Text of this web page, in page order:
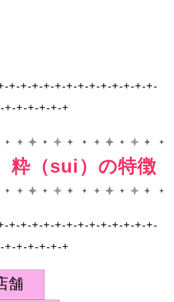
+-+-+-+-+-+-+-+-+-+-+-+-+-
+-+-+-+-+-+
（sui）の特徴
+-+-+-+-+-+-+-+-+-+-+-+-+-
+-+-+-+-+-+
舗